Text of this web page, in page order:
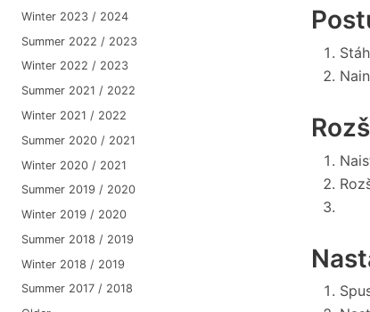
Winter 2023 / 2024
Summer 2022 / 2023
Winter 2022 / 2023
Summer 2021 / 2022
Winter 2021 / 2022
Summer 2020 / 2021
Winter 2020 / 2021
Summer 2019 / 2020
Winter 2019 / 2020
Summer 2018 / 2019
Winter 2018 / 2019
Summer 2017 / 2018